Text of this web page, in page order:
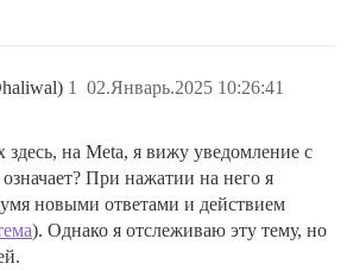
02.Январь.2025 10:26:41
1
на Meta, я вижу уведомление с
При нажатии на него я
новыми ответами и действием
). Однако я отслеживаю эту тему, но